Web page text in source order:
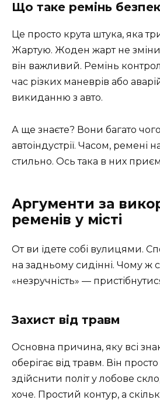
Що таке ремінь
Це просто крута штука, яка
Жартую. Жоден жарт не
він важливий. Ремінь
час різких маневрів або
викиданню з авто.
А ще знаєте? Вони багато
автоіндустрії. Часом, ремені
стильно. Ось така в них
Аргументи за
ременів у місті
От ви їдете собі вулицями.
на задньому сидінні. Чому ж
«незручність» —
Захист від травм
Основна причина, яку всі
оберігає від травм. Він
здійснити політ у лобове
хоче. Простий контур, а